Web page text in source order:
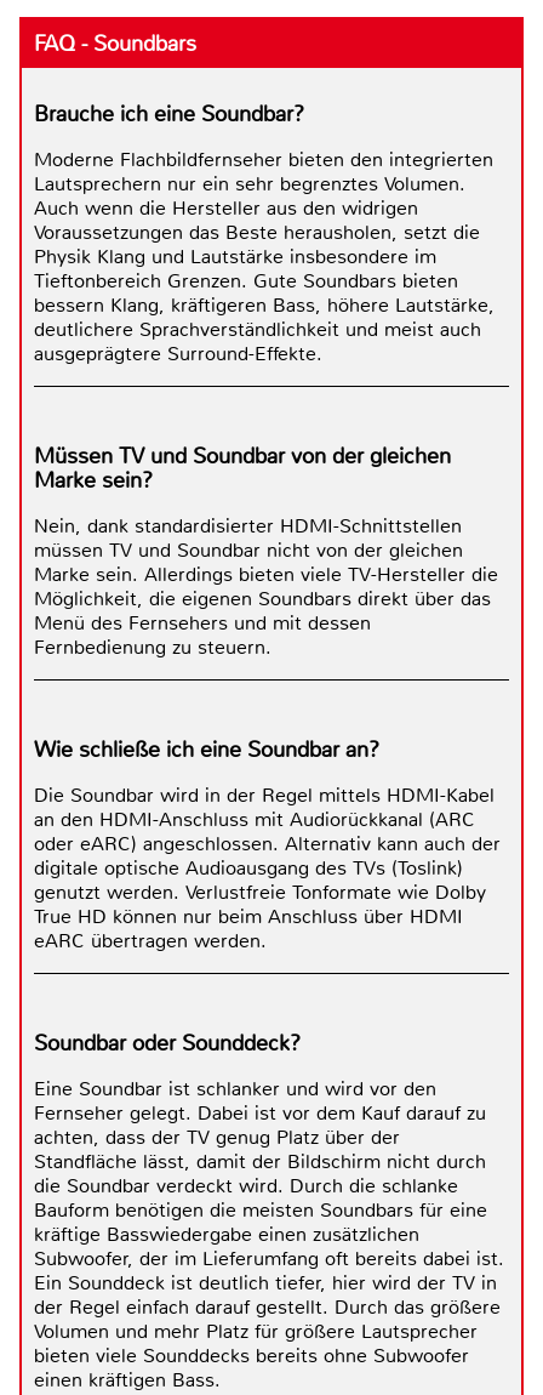
FAQ - Soundbars
Brauche ich eine Soundbar?
Moderne Flachbildfernseher bieten den integrierten
Lautsprechern nur ein sehr begrenztes Volumen.
Auch wenn die Hersteller aus den widrigen
Voraussetzungen das Beste herausholen, setzt die
Physik Klang und Lautstärke insbesondere im
Tieftonbereich Grenzen. Gute Soundbars bieten
bessern Klang, kräftigeren Bass, höhere Lautstärke,
deutlichere Sprachverständlichkeit und meist auch
ausgeprägtere Surround-Effekte.
Müssen TV und Soundbar von der gleichen
Marke sein?
Nein, dank standardisierter HDMI-Schnittstellen
müssen TV und Soundbar nicht von der gleichen
Marke sein. Allerdings bieten viele TV-Hersteller die
Möglichkeit, die eigenen Soundbars direkt über das
Menü des Fernsehers und mit dessen
Fernbedienung zu steuern.
Wie schließe ich eine Soundbar an?
Die Soundbar wird in der Regel mittels HDMI-Kabel
an den HDMI-Anschluss mit Audiorückkanal (ARC
oder eARC) angeschlossen. Alternativ kann auch der
digitale optische Audioausgang des TVs (Toslink)
genutzt werden. Verlustfreie Tonformate wie Dolby
True HD können nur beim Anschluss über HDMI
eARC übertragen werden.
Soundbar oder Sounddeck?
Eine Soundbar ist schlanker und wird vor den
Fernseher gelegt. Dabei ist vor dem Kauf darauf zu
achten, dass der TV genug Platz über der
Standfläche lässt, damit der Bildschirm nicht durch
die Soundbar verdeckt wird. Durch die schlanke
Bauform benötigen die meisten Soundbars für eine
kräftige Basswiedergabe einen zusätzlichen
Subwoofer, der im Lieferumfang oft bereits dabei ist.
Ein Sounddeck ist deutlich tiefer, hier wird der TV in
der Regel einfach darauf gestellt. Durch das größere
Volumen und mehr Platz für größere Lautsprecher
bieten viele Sounddecks bereits ohne Subwoofer
einen kräftigen Bass.